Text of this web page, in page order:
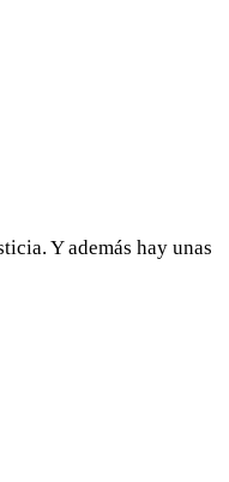
Y además hay unas